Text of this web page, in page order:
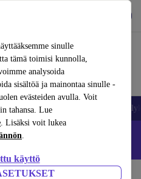
sinulle
tämä toimisi kunnolla,
analysoida
sisältöä ja mainontaa sinulle -
evästeiden avulla. Voit
tahansa. Lue
. Lisäksi voit lukea
.
käyttö
tietokoneet
Koodi: IPHONEDEAL –